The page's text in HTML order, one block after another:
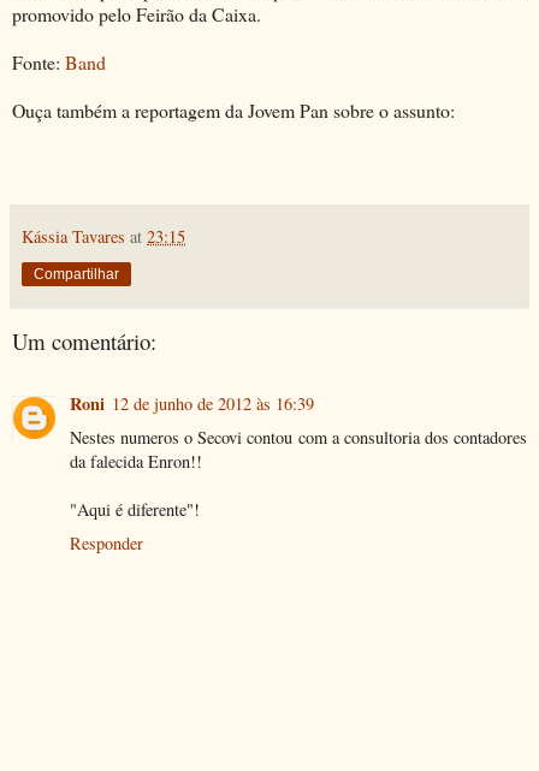
promovido pelo Feirão da Caixa.
Fonte: Band
Ouça também a reportagem da Jovem Pan sobre o assunto:
Kássia Tavares at 23:15
Compartilhar
Um comentário:
Roni 12 de junho de 2012 às 16:39
Nestes numeros o Secovi contou com a consultoria dos contadores
da falecida Enron!!
"Aqui é diferente"!
Responder